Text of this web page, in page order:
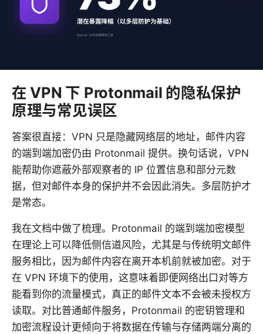
在 VPN 下 Protonmail 的隐私保护
原理与常见误区
答案很直接：VPN 只是隐藏网络层的地址，邮件内容
的端到端加密仍由 Protonmail 提供。换句话说，VPN
能帮助你遮蔽外部观察者的 IP 位置信息和部分元数
据，但对邮件本身的保护并不会因此消失。多层防护才
是常态。
我在文档中做了梳理。Protonmail 的端到端加密模型
在理论上可以降低侧信道风险，尤其是与传统明文邮件
服务相比，因为邮件内容在离开本机前就被加密。对于
在 VPN 环境下的使用，这意味着即便网络出口对等方
能看到你的流量模式，真正的邮件文本不会被未授权方
读取。对比普通邮件服务，Protonmail 的密钥管理和
加密流程设计更倾向于将数据在传输与存储两端分离的